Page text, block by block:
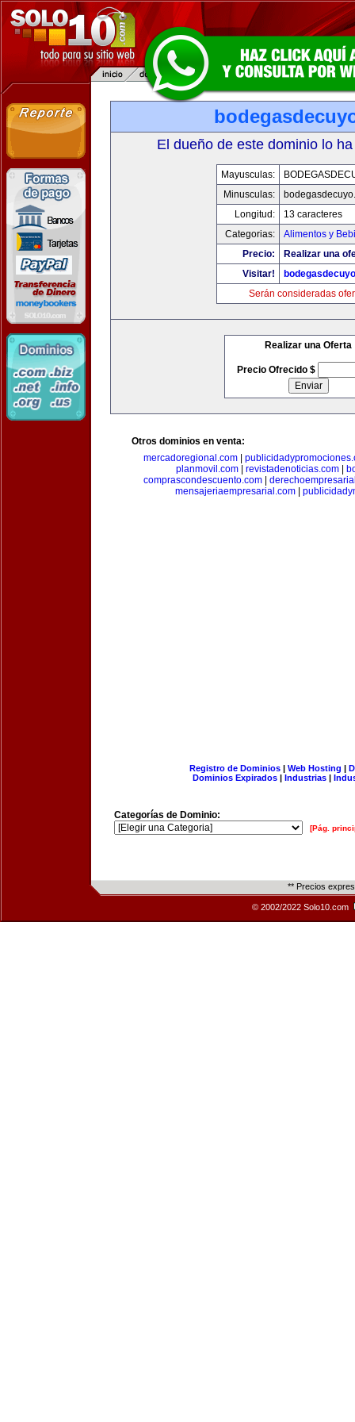
El dueño de este dominio lo
Mayusculas:
Minusculas:
Longitud:
13 caracteres
Categorias:
Alimentos y
Precio:
Realizar una
Visitar!
Serán consideradas
Realizar una Oferta
Precio Ofrecido $
Otros dominios en venta:
mercadoregional.com
planmovil.com| revistadenoticias.com|
comprascondescuento.com
mensajeriaempresarial.com|
Registro de Dominios| Web Hosting |
Dominios Expirados | Industrias |
Categorías de Dominio:
[Pág.
** Precios
© 2002/2022 Solo10.com